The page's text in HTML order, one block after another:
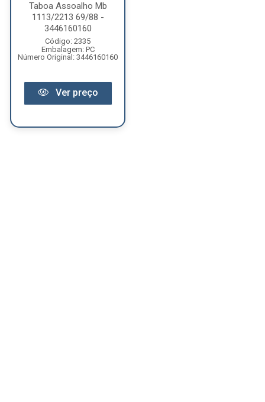
Taboa Assoalho Mb
1113/2213 69/88 -
3446160160
Código: 2335
Embalagem: PC
Número Original: 3446160160
Ver preço